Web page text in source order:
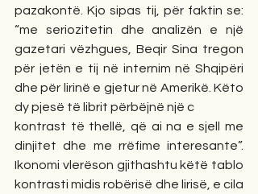
pazakontë. Kjo sipas tij, për faktin se:
“me seriozitetin dhe analizën e një
gazetari vëzhgues, Beqir Sina tregon
për jetën e tij në internim në Shqipëri
dhe për lirinë e gjetur në Amerikë. Këto
dy pjesë të librit përbëjnë një c
kontrast të thellë, që ai na e sjell me
dinjitet dhe me rrëfime interesante”.
Ikonomi vlerëson gjithashtu këtë tablo
kontrasti midis robërisë dhe lirisë, e cila